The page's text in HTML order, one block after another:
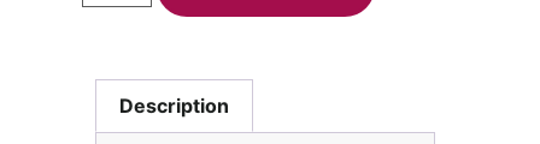
Description